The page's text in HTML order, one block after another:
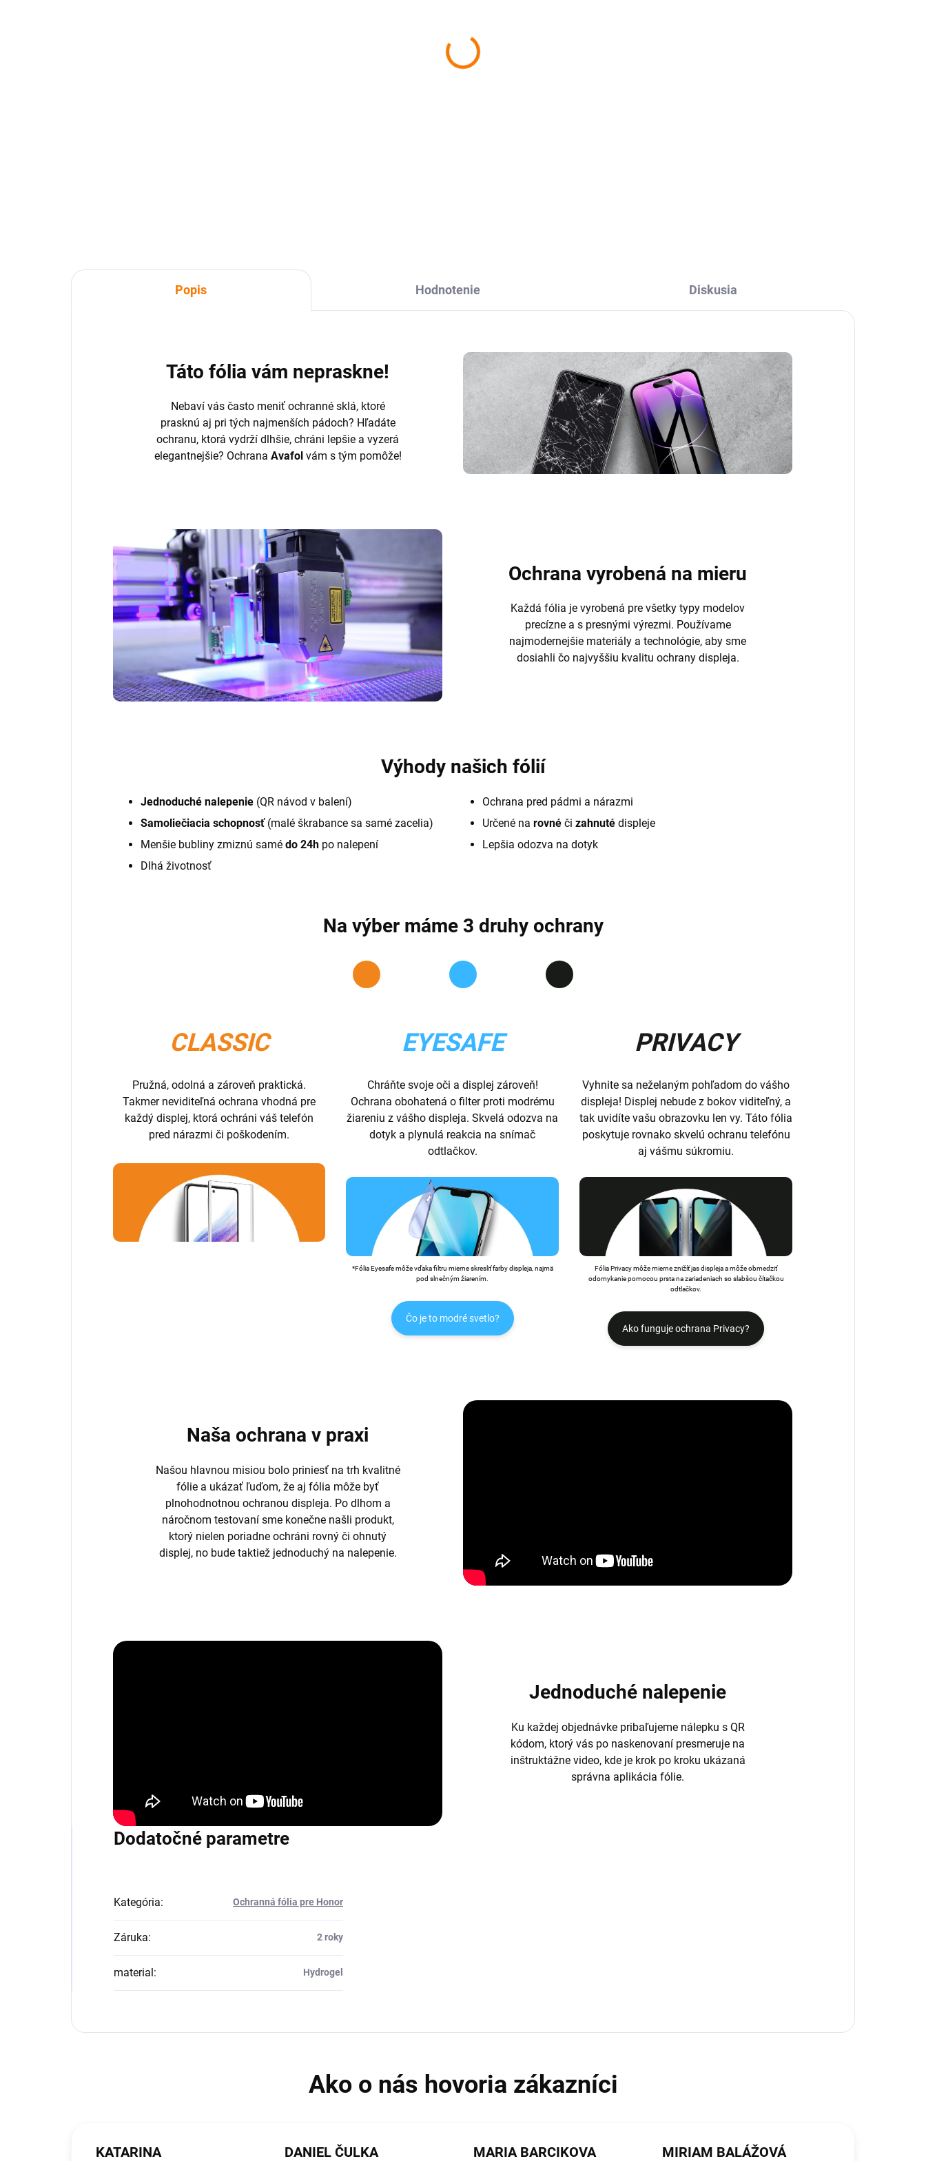
Popis Hodnotenie Diskusia
Táto fólia vám nepraskne!
Nebaví vás často meniť ochranné sklá, ktoré
prasknú aj pri tých najmenších pádoch? Hľadáte
ochranu, ktorá vydrží dlhšie, chráni lepšie a vyzerá
elegantnejšie? Ochrana Avafol vám s tým pomôže!
Ochrana vyrobená na mieru
Každá fólia je vyrobená pre všetky typy modelov
precízne a s presnými výrezmi. Používame
najmodernejšie materiály a technológie, aby sme
dosiahli čo najvyššiu kvalitu ochrany displeja.
Výhody našich fólií
Jednoduché nalepenie (QR návod v balení)
Samoliečiacia schopnosť(malé škrabance sa samé zacelia)
Menšie bubliny zmiznú samé do 24h po nalepení
Dlhá životnosť
Ochrana pred pádmi a nárazmi
Určené na rovné či zahnuté displeje
Lepšia odozva na dotyk
Na výber máme 3 druhy ochrany
CLASSIC
Pružná, odolná a zároveň praktická.
Takmer neviditeľná ochrana vhodná pre
každý displej, ktorá ochráni váš telefón
pred nárazmi či poškodením.
EYESAFE
Chráňte svoje oči a displej zároveň!
Ochrana obohatená o filter proti modrému
žiareniu z vášho displeja. Skvelá odozva na
dotyk a plynulá reakcia na snímač
odtlačkov.
*Fólia Eyesafe môže vďaka filtru mierne skresliť farby displeja, najmä
pod slnečným žiarením.
Čo je to modré svetlo?
PRIVACY
Vyhnite sa neželaným pohľadom do vášho
displeja! Displej nebude z bokov viditeľný, a
tak uvidíte vašu obrazovku len vy. Táto fólia
poskytuje rovnako skvelú ochranu telefónu
aj vášmu súkromiu.
Fólia Privacy môže mierne znižíť jas displeja a môže obmedziť
odomykanie pomocou prsta na zariadeniach so slabšou čítačkou
odtlačkov.
Ako funguje ochrana Privacy?
Naša ochrana v praxi
Našou hlavnou misiou bolo priniesť na trh kvalitné
fólie a ukázať ľuďom, že aj fólia môže byť
plnohodnotnou ochranou displeja. Po dlhom a
náročnom testovaní sme konečne našli produkt,
ktorý nielen poriadne ochráni rovný či ohnutý
displej, no bude taktiež jednoduchý na nalepenie.
Jednoduché nalepenie
Ku každej objednávke pribaľujeme nálepku s QR
kódom, ktorý vás po naskenovaní presmeruje na
inštruktážne video, kde je krok po kroku ukázaná
správna aplikácia fólie.
Dodatočné parametre
Kategória: Ochranná fólia pre Honor
Záruka: 2 roky
material : Hydrogel
KATARINA DANIEL ČULKA MARIA BARCIKOVA MIRIAM BALÁŽOVÁ